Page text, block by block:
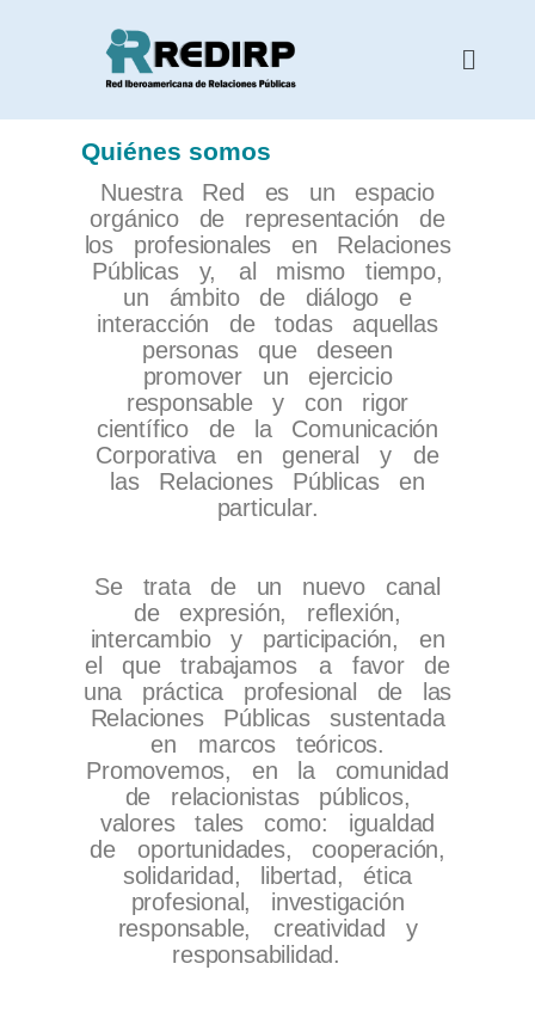
Menu
Quiénes somos
Nuestra Red es un espacio
orgánico de representación de
los profesionales en Relaciones
Públicas y,
al mismo tiempo,
un ámbito de diálogo e
interacción de todas aquellas
personas que deseen
promover un ejercicio
responsable y con rigor
científico de la Comunicación
Corporativa en general y
de
las Relaciones Públicas en
particular.
Se trata de un nuevo canal
de expresión, reflexión,
intercambio y participación, en
el que trabajamos
a favor de
una práctica profesional de las
Relaciones Públicas sustentada
en
marcos teóricos.
Promovemos, en la comunidad
de relacionistas públicos,
valores tales como: igualdad
de
oportunidades, cooperación,
solidaridad, libertad, ética
profesional, investigación
responsable,
creatividad y
responsabilidad.